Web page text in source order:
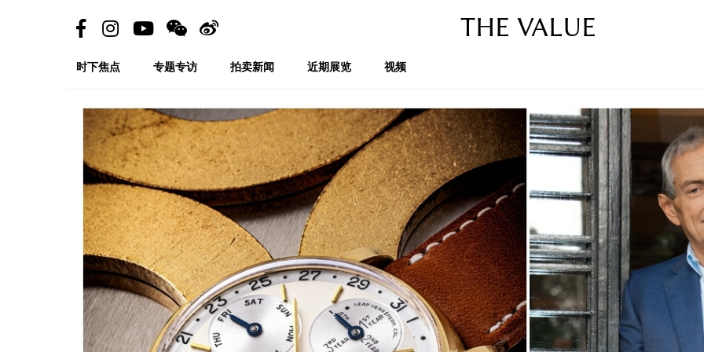
THE VALUE
时下焦点 专题专访 拍卖新闻 近期展览 视频